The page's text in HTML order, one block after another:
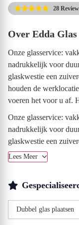
28
Over Edda Glas
Onze glasservice:
nadrukkelijk voor
glaskwestie een
houden de
voeren het voor u af.
Onze glasservice:
nadrukkelijk voor
glaskwestie een
Lees Meer
Dubbel glas plaatsen